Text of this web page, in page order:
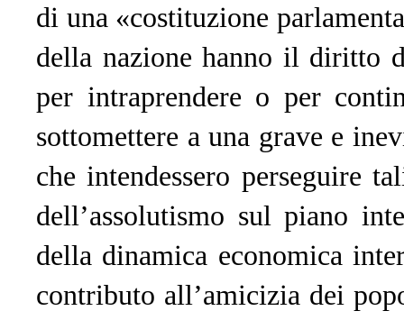
di una «costituzione
della nazione hanno il diritto
per intraprendere o per
sottomettere a una grave e
che intendessero perseguire
dell’assolutismo sul piano
della dinamica economica
contributo all’amicizia dei